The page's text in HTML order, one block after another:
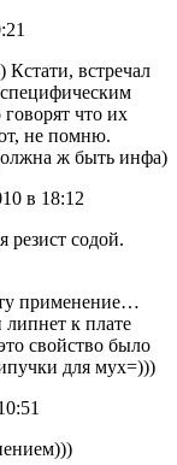
встречал
что их
не помню.
ж быть инфа)
в 18:12
резист содой.
применение…
к плате
свойство было
для мух=)))